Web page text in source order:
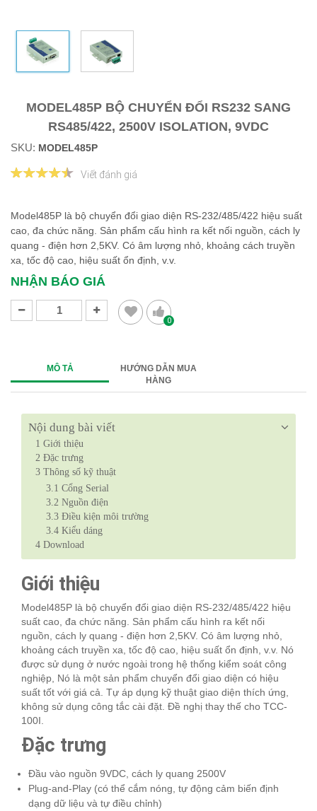
MODEL485P BỘ CHUYỂN ĐỔI RS232 SANG
RS485/422, 2500V ISOLATION, 9VDC
SKU: MODEL485P
Viết đánh giá
Model485P là bộ chuyển đổi giao diện RS-232/485/422 hiệu suất
cao, đa chức năng. Sản phẩm cấu hình ra kết nối nguồn, cách ly
quang - điện hơn 2,5KV. Có âm lượng nhỏ, khoảng cách truyền
xa, tốc độ cao, hiệu suất ổn định, v.v. ​​​​​​
NHẬN BÁO GIÁ
0
MÔ TẢ
HƯỚNG DẪN MUA
HÀNG
Nội dung bài viết
1 Giới thiệu
2 Đặc trưng
3 Thông số kỹ thuật
3.1 Cổng Serial
3.2 Nguồn điện
3.3 Điều kiện môi trường
3.4 Kiểu dáng
4 Download
Giới thiệu
Model485P là bộ chuyển đổi giao diện RS-232/485/422 hiệu
suất cao, đa chức năng. Sản phẩm cấu hình ra kết nối
nguồn, cách ly quang - điện hơn 2,5KV. Có âm lượng nhỏ,
khoảng cách truyền xa, tốc độ cao, hiệu suất ổn định, v.v. Nó
được sử dụng ở nước ngoài trong hệ thống kiểm soát công
nghiệp, Nó là một sản phẩm chuyển đổi giao diện có hiệu
suất tốt với giá cả. Tự áp dụng kỹ thuật giao diện thích ứng,
không sử dụng công tắc cài đặt. Đề nghị thay thế cho TCC-
100I.
Đặc trưng
Đầu vào nguồn 9VDC, cách ly quang 2500V
Plug-and-Play (có thể cắm nóng, tự động cảm biến định
dạng dữ liệu và tự điều chỉnh)